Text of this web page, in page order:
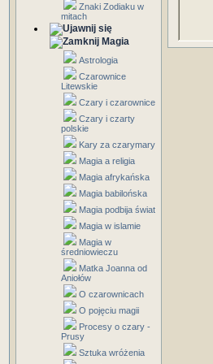
Znaki Zodiaku w
mitach
Magia
Astrologia
Czarownice
Litewskie
Czary i czarownice
Czary i czarty
polskie
Kary za czarymary
Magia a religia
Magia afrykańska
Magia babilońska
Magia podbija świat
Magia w islamie
Magia w
średniowieczu
Matka Joanna od
Aniołów
O czarownicach
O pojęciu magii
Procesy o czary -
Prusy
Sztuka wróżenia